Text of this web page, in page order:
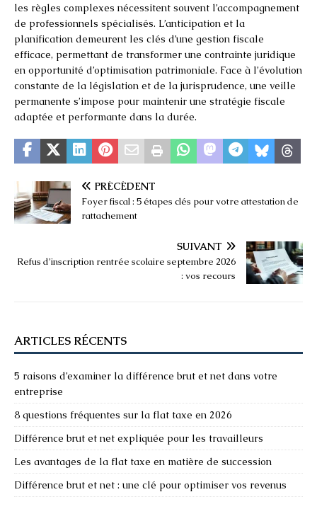
les règles complexes nécessitent souvent l’accompagnement
de professionnels spécialisés. L’anticipation et la
planification demeurent les clés d’une gestion fiscale
efficace, permettant de transformer une contrainte juridique
en opportunité d’optimisation patrimoniale. Face à l’évolution
constante de la législation et de la jurisprudence, une veille
permanente s’impose pour maintenir une stratégie fiscale
adaptée et performante dans la durée.
PRÉCÉDENT
Foyer fiscal : 5 étapes clés pour votre attestation de
rattachement
SUIVANT
Refus d’inscription rentrée scolaire septembre 2026
: vos recours
ARTICLES RÉCENTS
5 raisons d’examiner la différence brut et net dans votre
entreprise
8 questions fréquentes sur la flat taxe en 2026
Différence brut et net expliquée pour les travailleurs
Les avantages de la flat taxe en matière de succession
Différence brut et net : une clé pour optimiser vos revenus